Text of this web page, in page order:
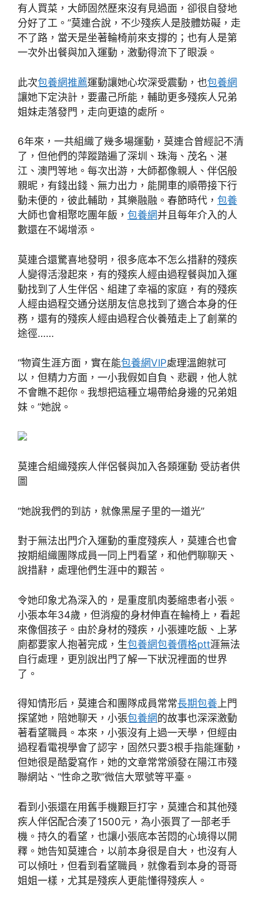
有人買菜，大師固然歷來沒有見過面，卻很自發地
分好了工。”莫連合說，不少殘疾人是肢體妨礙，走
不了路，當天是坐著輪椅前來支撐的；也有人是第
一次外出餐與加入運動，激動得流下了眼淚。
此次包養網推薦運動讓她心坎深受震動，也包養網
讓她下定決計，要盡己所能，輔助更多殘疾人兄弟
姐妹走落發門，走向更遠的處所。
6年來，一共組織了幾多場運動，莫連合曾經記不清
了，但他們的萍蹤踏遍了深圳、珠海、茂名、湛
江、澳門等地。每次出游，大師都像親人、伴侶般
親昵，有錢出錢、無力出力，能開車的順帶接下行
動未便的，彼此輔助，其樂融融。春節時代， 包養
大師也會相聚吃團年飯， 包養網并且每年介入的人
數還在不竭增添。
莫連合還驚喜地發明，很多底本不怎么措辭的殘疾
人變得活潑起來，有的殘疾人經由過程餐與加入運
動找到了人生伴侶、組建了幸福的家庭，有的殘疾
人經由過程交通分送朋友信息找到了適合本身的任
務，還有的殘疾人經由過程合伙養殖走上了創業的
途徑……
“物資生涯方面，實在能包養網VIP處理溫飽就可
以，但精力方面，一小我假如自負、悲觀，他人就
不會瞧不起你。我想把這種立場帶給身邊的兄弟姐
妹。”她說。
莫連合組織殘疾人伴侶餐與加入各類運動 受訪者供
圖
“她說我們的到訪，就像黑屋子里的一道光”
對于無法出門介入運動的重度殘疾人，莫連合也會
按期組織團隊成員一同上門看望，和他們聊聊天、
說措辭，處理他們生涯中的艱苦。
令她印象尤為深入的，是重度肌肉萎縮患者小張。
小張本年34歲，但消瘦的身材伸直在輪椅上，看起
來像個孩子。由於身材的殘疾，小張連吃飯、上茅
廁都要家人抱著完成，生包養網包養價格ptt涯無法
自行處理，更別說出門了解一下狀況裡面的世界
了。
得知情形后，莫連合和團隊成員常常長期包養上門
探望她，陪她聊天，小張包養網的故事也深深激動
著看望職員。本來，小張沒有上過一天學，但經由
過程看電視學會了認字，固然只要3根手指能運動，
但她很是酷愛寫作，她的文章常常頒發在陽江市殘
聯網站、“性命之歌”微信大眾號等平臺。
看到小張還在用舊手機艱巨打字，莫連合和其他殘
疾人伴侶配合湊了1500元，為小張買了一部老手
機。持久的看望，也讓小張底本苦悶的心境得以開
釋。她告知莫連合，以前本身很是自大，也沒有人
可以傾吐，但看到看望職員，就像看到本身的哥哥
姐姐一樣，尤其是殘疾人更能懂得殘疾人。